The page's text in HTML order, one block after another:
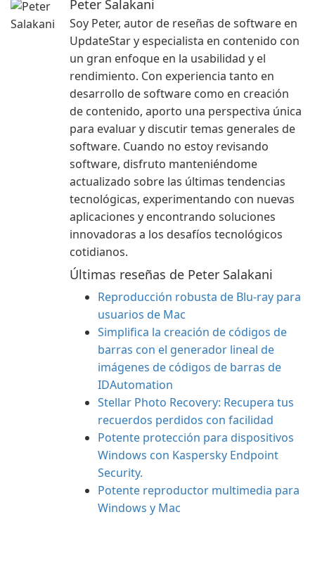
Peter Salakani
Soy Peter, autor de reseñas de software en
UpdateStar y especialista en contenido con
un gran enfoque en la usabilidad y el
rendimiento. Con experiencia tanto en
desarrollo de software como en creación
de contenido, aporto una perspectiva única
para evaluar y discutir temas generales de
software. Cuando no estoy revisando
software, disfruto manteniéndome
actualizado sobre las últimas tendencias
tecnológicas, experimentando con nuevas
aplicaciones y encontrando soluciones
innovadoras a los desafíos tecnológicos
cotidianos.
Últimas reseñas de Peter Salakani
Reproducción robusta de Blu-ray para
usuarios de Mac
Simplifica la creación de códigos de
barras con el generador lineal de
imágenes de códigos de barras de
IDAutomation
Stellar Photo Recovery: Recupera tus
recuerdos perdidos con facilidad
Potente protección para dispositivos
Windows con Kaspersky Endpoint
Security.
Potente reproductor multimedia para
Windows y Mac